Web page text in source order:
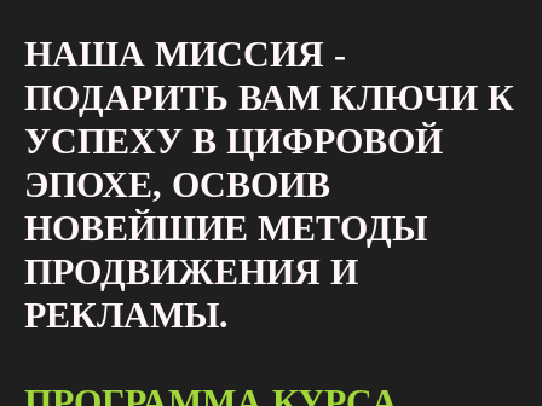
НАША МИССИЯ -
ПОДАРИТЬ ВАМ КЛЮЧИ К
УСПЕХУ В ЦИФРОВОЙ
ЭПОХЕ, ОСВОИВ
НОВЕЙШИЕ МЕТОДЫ
ПРОДВИЖЕНИЯ И
РЕКЛАМЫ.